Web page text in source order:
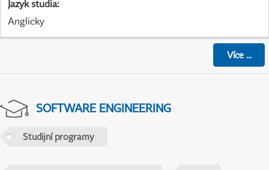
Jazyk studia:
Anglicky
Více...
SOFTWARE ENGINEERING
Studijní programy